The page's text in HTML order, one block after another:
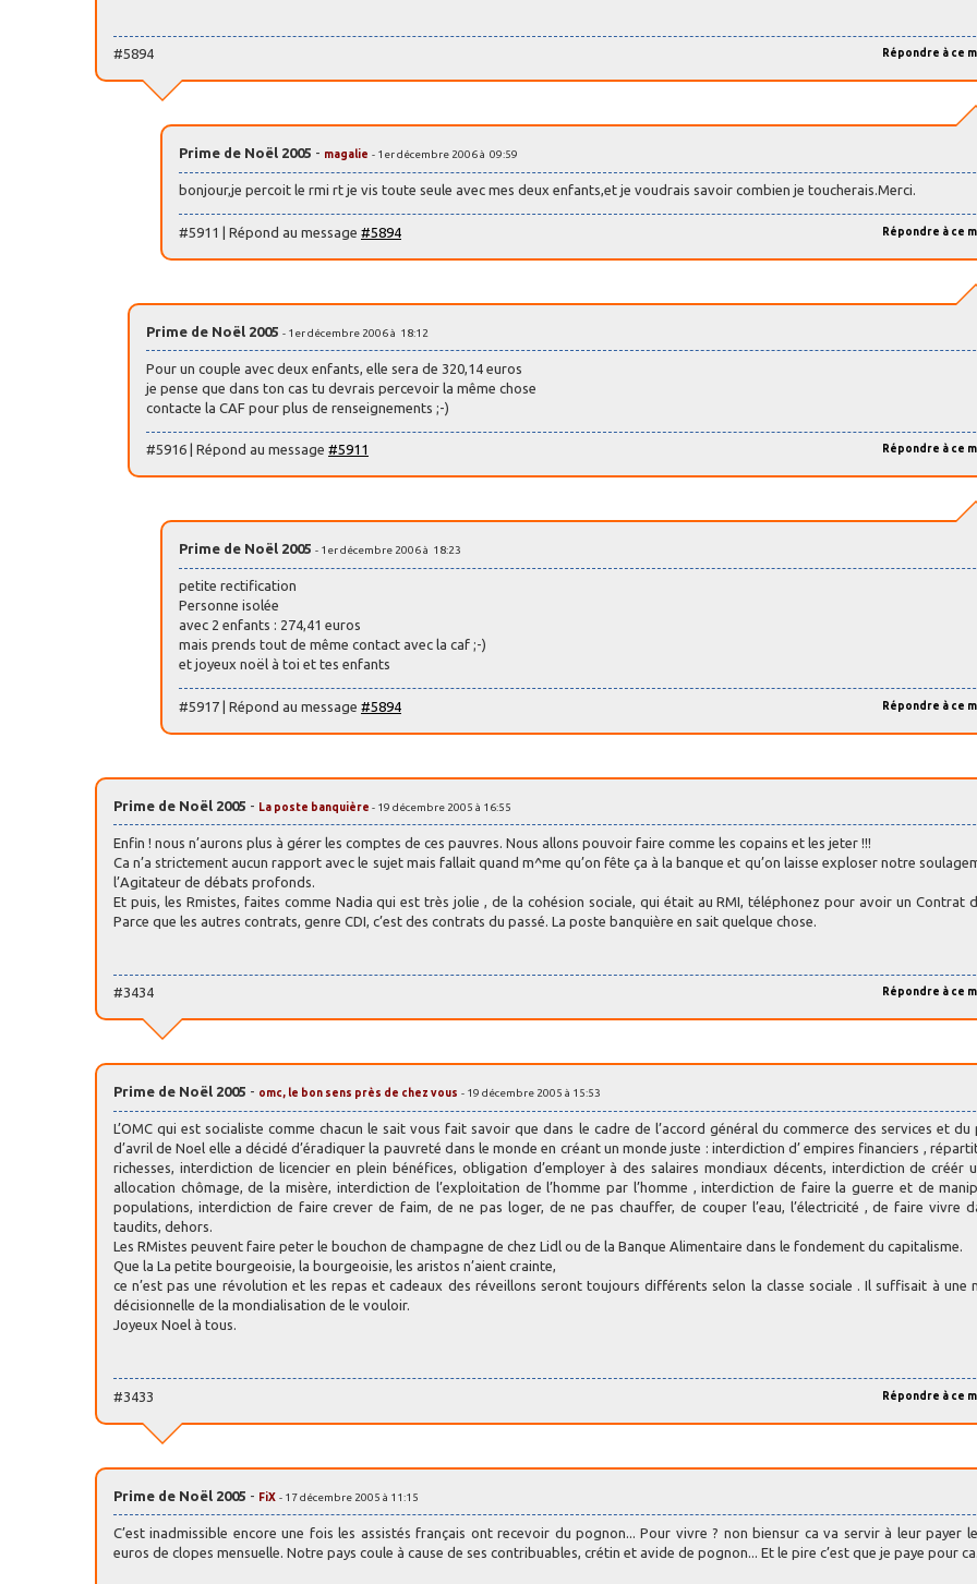
Répondre à ce
#5894
Prime de Noël 2005 - magalie - 1er décembre 2006 à 09:59
bonjour,je percoit le rmi rt je vis toute seule avec mes deux enfants,et je voudrais savoir combien je toucherais.Merci.
Répondre à ce
#5911 | Répond au message #5894
Prime de Noël 2005 - 1er décembre 2006 à 18:12
Pour un couple avec deux enfants, elle sera de 320,14 euros
je pense que dans ton cas tu devrais percevoir la même chose
contacte la CAF pour plus de renseignements ;-)
Répondre à ce
#5916 | Répond au message #5911
Prime de Noël 2005 - 1er décembre 2006 à 18:23
petite rectification
Personne isolée
avec 2 enfants : 274,41 euros
mais prends tout de même contact avec la caf ;-)
et joyeux noël à toi et tes enfants
Répondre à ce
#5917 | Répond au message #5894
Prime de Noël 2005 - La poste banquière - 19 décembre 2005 à 16:55
Enfin ! nous n’aurons plus à gérer les comptes de ces pauvres. Nous allons pouvoir faire comme les copains et les jeter !!!
Ca n’a strictement aucun rapport avec le sujet mais fallait quand m^me qu’on fête ça à la banque et qu’on laisse exploser notre
l’Agitateur de débats profonds.
Et puis, les Rmistes, faites comme Nadia qui est très jolie , de la cohésion sociale, qui était au RMI, téléphonez pour avoir un Contrat
Parce que les autres contrats, genre CDI, c’est des contrats du passé. La poste banquière en sait quelque chose.
Répondre à ce
#3434
Prime de Noël 2005 - omc, le bon sens près de chez vous - 19 décembre 2005 à 15:53
L’OMC qui est socialiste comme chacun le sait vous fait savoir que dans le cadre de l’accord général du commerce des services et du
d’avril de Noel elle a décidé d’éradiquer la pauvreté dans le monde en créant un monde juste : interdiction d’ empires financiers ,
richesses, interdiction de licencier en plein bénéfices, obligation d’employer à des salaires mondiaux décents, interdiction de créér
allocation chômage, de la misère, interdiction de l’exploitation de l’homme par l’homme , interdiction de faire la guerre et de
populations, interdiction de faire crever de faim, de ne pas loger, de ne pas chauffer, de couper l’eau, l’électricité , de faire vivre
taudits, dehors.
Les RMistes peuvent faire peter le bouchon de champagne de chez Lidl ou de la Banque Alimentaire dans le fondement du capitalisme.
Que la La petite bourgeoisie, la bourgeoisie, les aristos n’aient crainte,
ce n’est pas une révolution et les repas et cadeaux des réveillons seront toujours différents selon la classe sociale . Il suffisait à une
décisionnelle de la mondialisation de le vouloir.
Joyeux Noel à tous.
Répondre à ce
#3433
Prime de Noël 2005 - FiX - 17 décembre 2005 à 11:15
C’est inadmissible encore une fois les assistés français ont recevoir du pognon... Pour vivre ? non biensur ca va servir à leur payer
euros de clopes mensuelle. Notre pays coule à cause de ses contribuables, crétin et avide de pognon... Et le pire c’est que je paye pour ca...